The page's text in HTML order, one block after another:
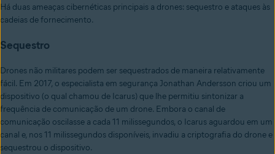
Há duas ameaças cibernéticas principais a drones: sequestro e ataques às
cadeias de fornecimento.
Sequestro
Drones não militares podem ser sequestrados de maneira relativamente
fácil. Em 2017, o especialista em segurança Jonathan Andersson criou um
dispositivo (o qual chamou de Icarus) que lhe permitiu sintonizar a
frequência de comunicação de um drone. Embora o canal de
comunicação oscilasse a cada 11 milissegundos, o Icarus aguardou em um
canal e, nos 11 milissegundos disponíveis, invadiu a criptografia do drone e
sequestrou o dispositivo.